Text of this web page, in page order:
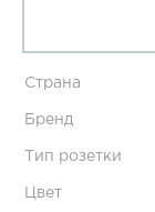
Страна
Бренд
Тип розетки
Цвет